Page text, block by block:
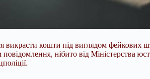
викрасти кошти під виглядом фейкових
повідомлення, нібито від Міністерства